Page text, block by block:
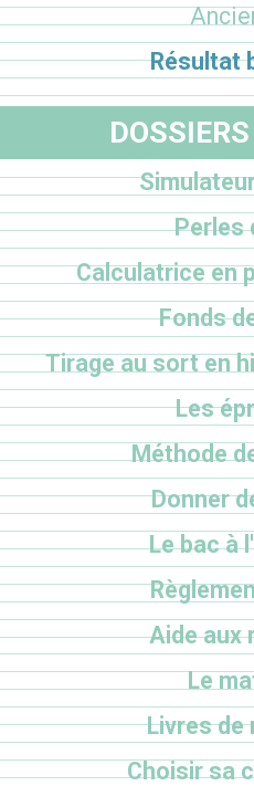
Résultat
Perles
Calculatrice en
Fonds
Tirage au sort en
Les
Méthode
Donner
Le bac à
Aide aux
Le
Livres de
Choisir sa